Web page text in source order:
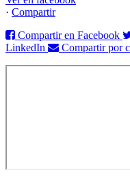
· Compartir
Compartir en Facebook
LinkedIn
Compartir por